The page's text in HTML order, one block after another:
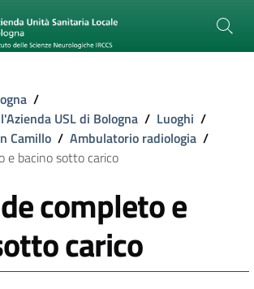
/
USL di Bologna / Luoghi /
Camillo / Ambulatorio radiologia /
e bacino sotto carico
completo e
carico